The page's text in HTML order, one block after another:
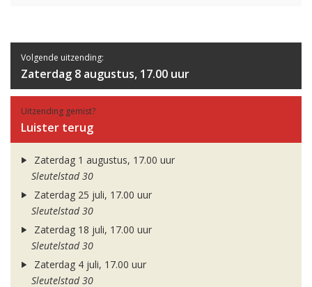
Volgende uitzending:
Zaterdag 8 augustus, 17.00 uur
Uitzending gemist?
Luister terug
Zaterdag 1 augustus, 17.00 uur
Sleutelstad 30
Zaterdag 25 juli, 17.00 uur
Sleutelstad 30
Zaterdag 18 juli, 17.00 uur
Sleutelstad 30
Zaterdag 4 juli, 17.00 uur
Sleutelstad 30